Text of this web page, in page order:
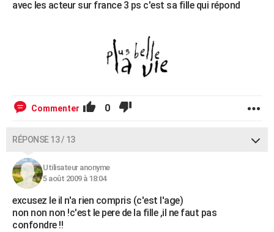
avec les acteur sur france 3 ps c'est sa fille qui répond
Commenter 0
RÉPONSE 13 / 13
Utilisateur anonyme
5 août 2009 à 18:04
excusez le il n'a rien compris (c'est l'age)
non non non !c'est le pere de la fille ,il ne faut pas
confondre !!